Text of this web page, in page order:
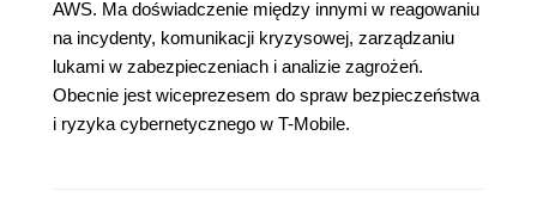
AWS. Ma doświadczenie między innymi w reagowaniu
na incydenty, komunikacji kryzysowej, zarządzaniu
lukami w zabezpieczeniach i analizie zagrożeń.
Obecnie jest wiceprezesem do spraw bezpieczeństwa
i ryzyka cybernetycznego w T-Mobile.